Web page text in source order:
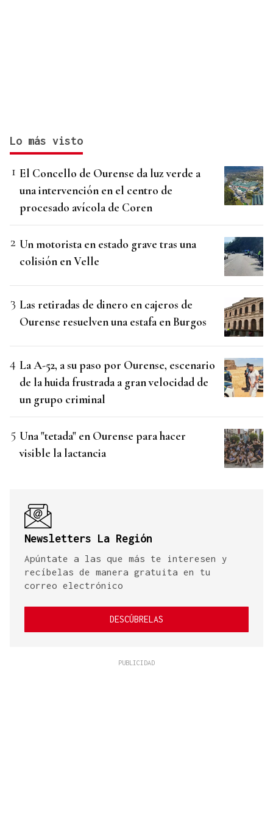
Lo más visto
El Concello de Ourense da luz verde a
una intervención en el centro de
procesado avícola de Coren
Un motorista en estado grave tras una
colisión en Velle
Las retiradas de dinero en cajeros de
Ourense resuelven una estafa en Burgos
La A-52, a su paso por Ourense, escenario
de la huida frustrada a gran velocidad de
un grupo criminal
Una "tetada" en Ourense para hacer
visible la lactancia
Newsletters La Región
Apúntate a las que más te interesen y
recíbelas de manera gratuita en tu
correo electrónico
DESCÚBRELAS